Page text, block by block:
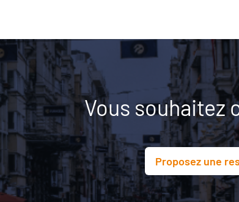
Vous souhaitez
Proposez une